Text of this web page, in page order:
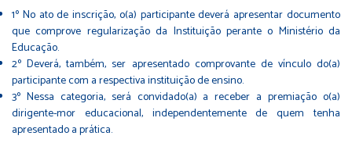
1º No ato de inscrição, o(a) participante deverá apresentar documento
que comprove regularização da Instituição perante o Ministério da
Educação.
2º Deverá, também, ser apresentado comprovante de vínculo do(a)
participante com a respectiva instituição de ensino.
3º Nessa categoria, será convidado(a) a receber a premiação o(a)
dirigente-mor educacional, independentemente de quem tenha
apresentado a prática.